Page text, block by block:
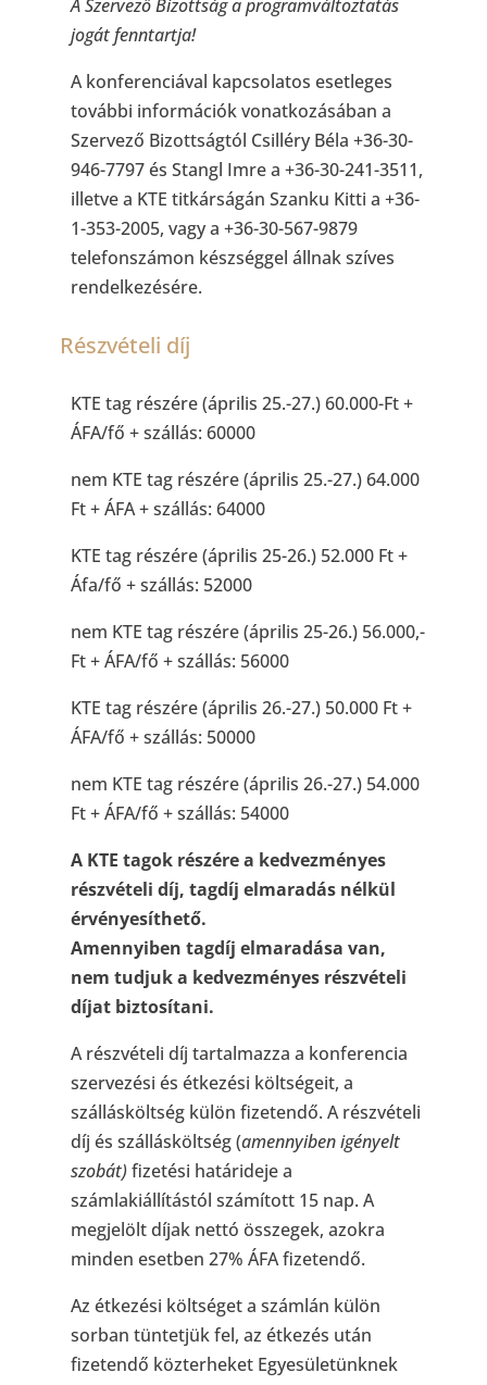
A Szervező Bizottság a programváltoztatás
jogát fenntartja!
A konferenciával kapcsolatos esetleges
további információk vonatkozásában a
Szervező Bizottságtól Csilléry Béla +36-30-
946-7797 és Stangl Imre a +36-30-241-3511,
illetve a KTE titkárságán Szanku Kitti a +36-
1-353-2005, vagy a +36-30-567-9879
telefonszámon készséggel állnak szíves
rendelkezésére.
Részvételi díj
KTE tag részére (április 25.-27.) 60.000-Ft +
ÁFA/fő + szállás: 60000
nem KTE tag részére (április 25.-27.) 64.000
Ft + ÁFA + szállás: 64000
KTE tag részére (április 25-26.) 52.000 Ft +
Áfa/fő + szállás: 52000
nem KTE tag részére (április 25-26.) 56.000,-
Ft + ÁFA/fő + szállás: 56000
KTE tag részére (április 26.-27.) 50.000 Ft +
ÁFA/fő + szállás: 50000
nem KTE tag részére (április 26.-27.) 54.000
Ft + ÁFA/fő + szállás: 54000
A KTE tagok részére a kedvezményes
részvételi díj, tagdíj elmaradás nélkül
érvényesíthető.
Amennyiben tagdíj elmaradása van,
nem tudjuk a kedvezményes részvételi
díjat biztosítani.
A részvételi díj tartalmazza a konferencia
szervezési és étkezési költségeit, a
szállásköltség külön fizetendő. A részvételi
díj és szállásköltség (amennyiben igényelt
szobát)fizetési határideje a
számlakiállítástól számított 15 nap. A
megjelölt díjak nettó összegek, azokra
minden esetben 27% ÁFA fizetendő.
Az étkezési költséget a számlán külön
sorban tüntetjük fel, az étkezés után
fizetendő közterheket Egyesületünknek